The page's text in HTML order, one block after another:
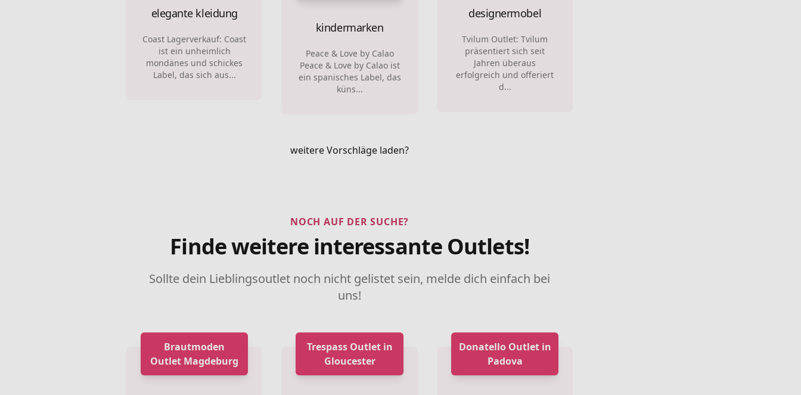
elegante kleidung
Coast Lagerverkauf: Coast
ist ein unheimlich
mondänes und schickes
Label, das sich aus...
kindermarken
Peace & Love by Calao
Peace & Love by Calao ist
ein spanisches Label, das
küns...
designermobel
Tvilum Outlet: Tvilum
präsentiert sich seit
Jahren überaus
erfolgreich und offeriert
d...
weitere Vorschläge laden?
NOCH AUF DER SUCHE?
Finde weitere interessante Outlets!
Sollte dein Lieblingsoutlet noch nicht gelistet sein, melde dich einfach bei
uns!
Brautmoden
Outlet Magdeburg
Trespass Outlet in
Gloucester
Donatello Outlet in
Padova